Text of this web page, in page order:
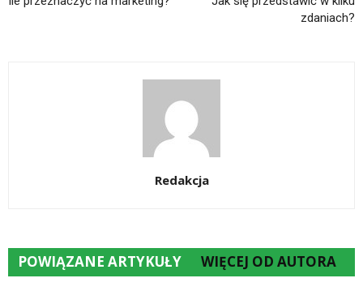
zdaniach?
Redakcja
POWIĄZANE ARTYKUŁY WIĘCEJ OD AUTORA